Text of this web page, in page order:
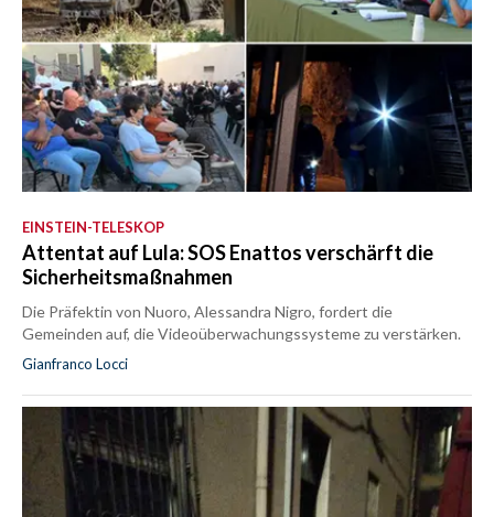
EINSTEIN-TELESKOP
Attentat auf Lula: SOS Enattos verschärft die
Sicherheitsmaßnahmen
Die Präfektin von Nuoro, Alessandra Nigro, fordert die
Gemeinden auf, die Videoüberwachungssysteme zu verstärken.
Gianfranco Locci